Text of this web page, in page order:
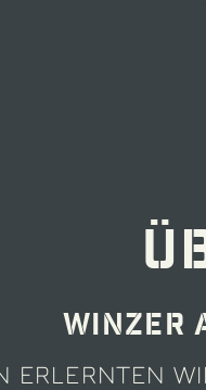
Winzer
ERLERNTEN